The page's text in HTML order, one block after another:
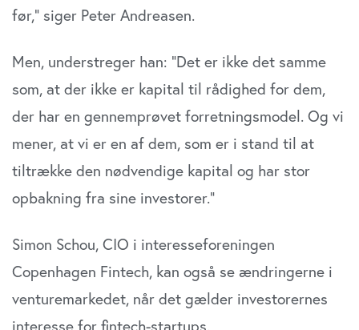
før,” siger Peter Andreasen.
Men, understreger han: ”Det er ikke det samme
som, at der ikke er kapital til rådighed for dem,
der har en gennemprøvet forretningsmodel. Og vi
mener, at vi er en af dem, som er i stand til at
tiltrække den nødvendige kapital og har stor
opbakning fra sine investorer.”
Simon Schou, CIO i interesseforeningen
Copenhagen Fintech, kan også se ændringerne i
venturemarkedet, når det gælder investorernes
interesse for fintech-startups.